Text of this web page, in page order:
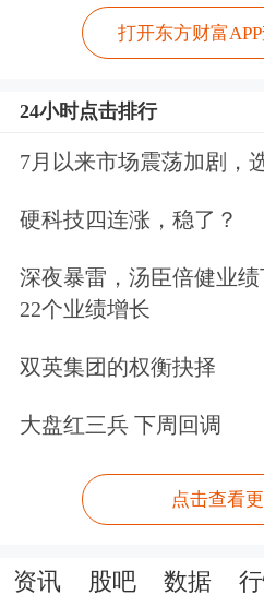
的食品公司——卡夫
围的调仓中，
最大的赢家，这家
售商，成为了索罗斯
的股票中，中国消费
新进的股票，似乎
电商龙头亚马逊，
打开东方财富
24小时点击排行
7月以来市场震荡加剧，
硬科技四连涨，稳了？
深夜暴雷，汤臣倍健业绩
22个业绩增长
双英集团的权衡抉择
大盘红三兵 下周回调
点击查看
资讯 股吧 数据